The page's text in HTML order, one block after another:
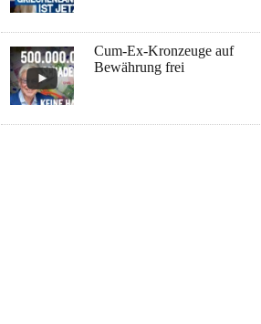
Cum-Ex-Kronzeuge auf
Bewährung frei